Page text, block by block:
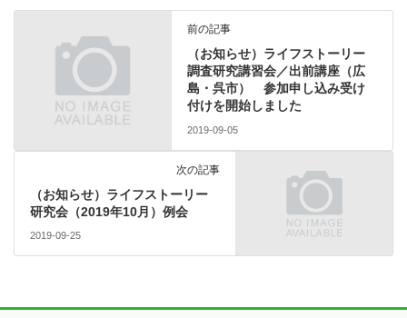
前の記事
（お知らせ）ライフストーリー
調査研究講習会／出前講座（広
島・呉市） 参加申し込み受け
付けを開始しました
2019-09-05
次の記事
（お知らせ）ライフストーリー
研究会（2019年10月）例会
2019-09-25